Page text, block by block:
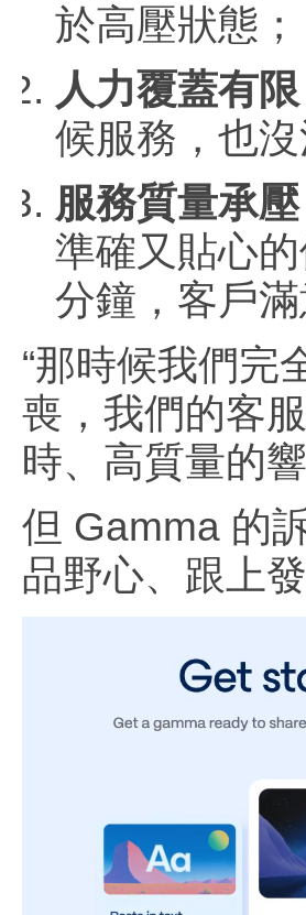
於高壓狀態；
人力覆蓋有限
候服務，也
服務質量承壓
準確又貼心
分鐘，客戶
“那時候我們完
喪，我們的客
時、高質量的
但 Gamma 的
品野心、跟上